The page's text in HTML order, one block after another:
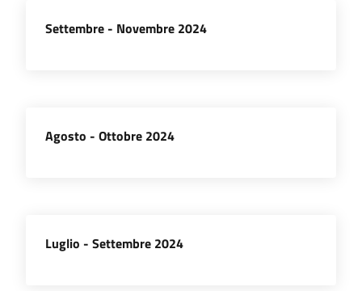
Settembre - Novembre 2024
Agosto - Ottobre 2024
Luglio - Settembre 2024